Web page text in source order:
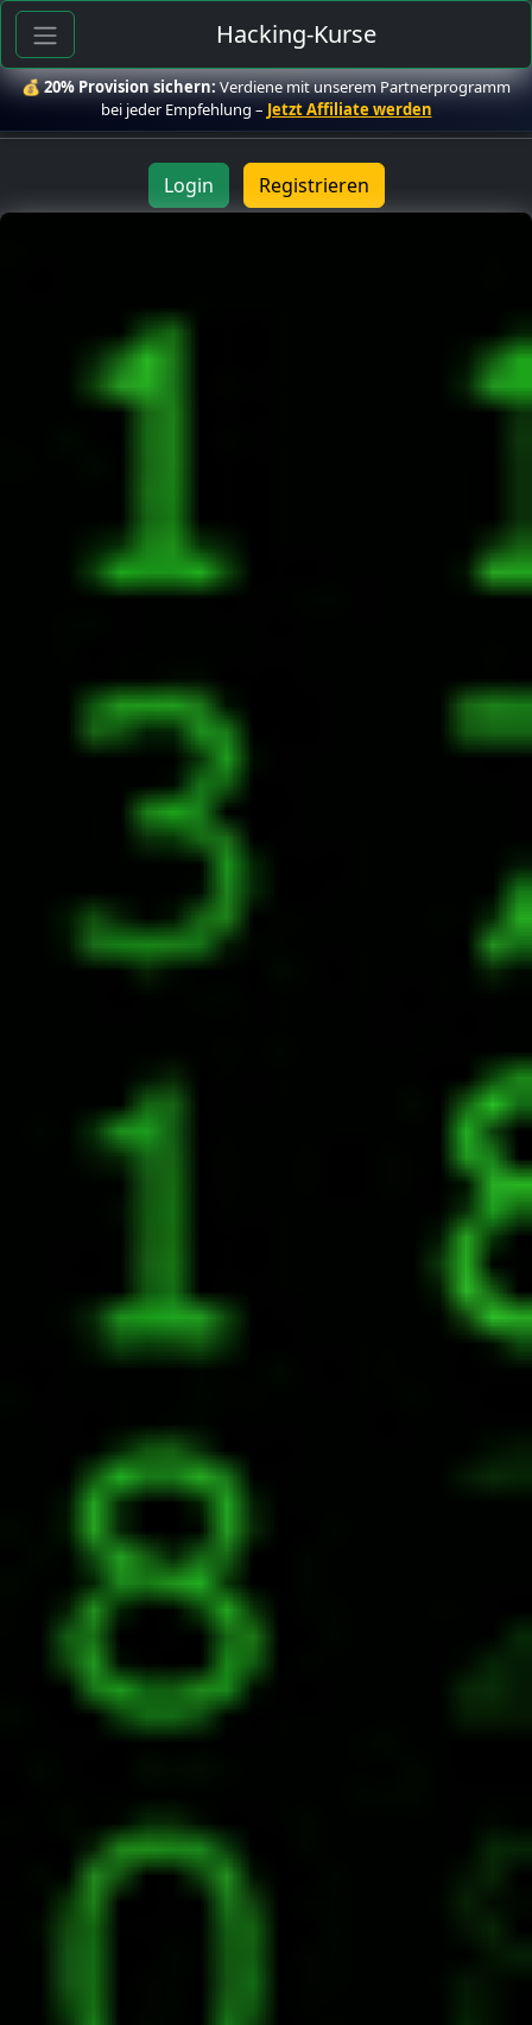
Hacking-Kurse
💰20% Provision sichern:Verdiene mit unserem Partnerprogramm
bei jeder Empfehlung – Jetzt Affiliate werden
Login Registrieren